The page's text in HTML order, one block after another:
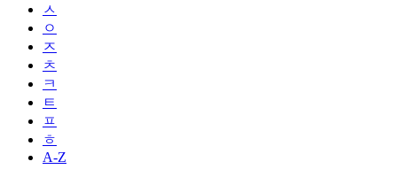
ㅅ
ㅇ
ㅈ
ㅊ
ㅋ
ㅌ
ㅍ
ㅎ
A-Z